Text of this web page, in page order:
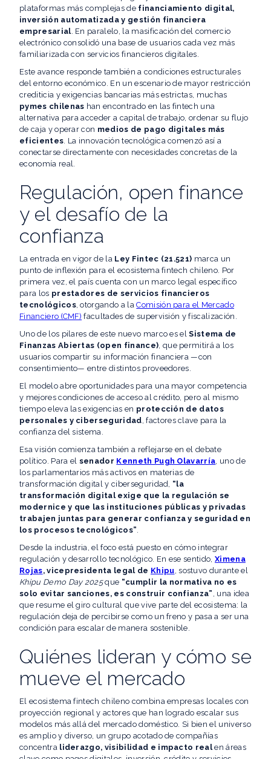
plataformas más complejas de financiamiento digital,
inversión automatizada y gestión financiera
empresarial. En paralelo, la masificación del comercio
electrónico consolidó una base de usuarios cada vez más
familiarizada con servicios financieros digitales.
Este avance responde también a condiciones estructurales
del entorno económico. En un escenario de mayor restricción
crediticia y exigencias bancarias más estrictas, muchas
pymes chilenas han encontrado en las fintech una
alternativa para acceder a capital de trabajo, ordenar su flujo
de caja y operar con medios de pago digitales más
eficientes . La innovación tecnológica comenzó así a
conectarse directamente con necesidades concretas de la
economía real.
Regulación, open finance
y el desafío de la
confianza
La entrada en vigor de la Ley Fintec (21.521) marca un
punto de inflexión para el ecosistema fintech chileno. Por
primera vez, el país cuenta con un marco legal específico
para los prestadores de servicios financieros
tecnológicos, otorgando a laComisión para el Mercado
Financiero (CMF) facultades de supervisión y fiscalización.
Uno de los pilares de este nuevo marco es elSistema de
Finanzas Abiertas (open finance) , que permitirá a los
usuarios compartir su información financiera —con
consentimiento— entre distintos proveedores.
El modelo abre oportunidades para una mayor competencia
y mejores condiciones de acceso al crédito, pero al mismo
tiempo eleva las exigencias en protección de datos
personales y ciberseguridad , factores clave para la
confianza del sistema.
Esa visión comienza también a reflejarse en el debate
político. Para el senador Kenneth Pugh Olavarría , uno de
los parlamentarios más activos en materias de
transformación digital y ciberseguridad, “la
transformación digital exige que la regulación se
modernice y que las instituciones públicas y privadas
trabajen juntas para generar confianza y seguridad en
los procesos tecnológicos”
Desde la industria, el foco está puesto en cómo integrar
regulación y desarrollo tecnológico. En ese sentido, Ximena
Rojas, vicepresidenta legal de Khipu , sostuvo durante el
Khipu Demo Day 2025que “cumplir la normativa no es
solo evitar sanciones, es construir confianza” , una idea
que resume el giro cultural que vive parte del ecosistema: la
regulación deja de percibirse como un freno y pasa a ser una
condición para escalar de manera sostenible.
Quiénes lideran y cómo se
mueve el mercado
El ecosistema fintech chileno combina empresas locales con
proyección regional y actores que han logrado escalar sus
modelos más allá del mercado doméstico. Si bien el universo
es amplio y diverso, un grupo acotado de compañías
concentra liderazgo, visibilidad e impacto realen áreas